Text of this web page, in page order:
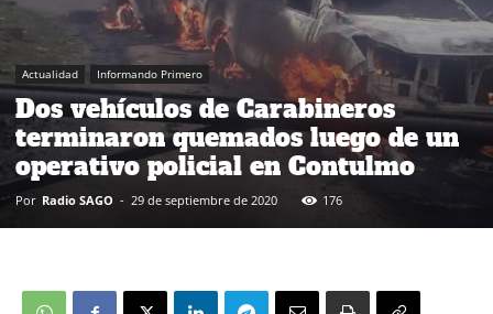
Actualidad Informando Primero
Dos vehículos de Carabineros
terminaron quemados luego de un
operativo policial en Contulmo
Por Radio SAGO - 29 de septiembre de 2020 176